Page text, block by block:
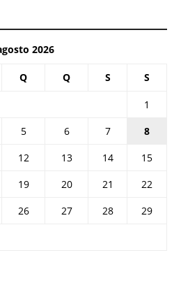
2026
Q Q S S
1
5 6 7
8
12 13 14
15
19 20 21
22
26 27 28
29